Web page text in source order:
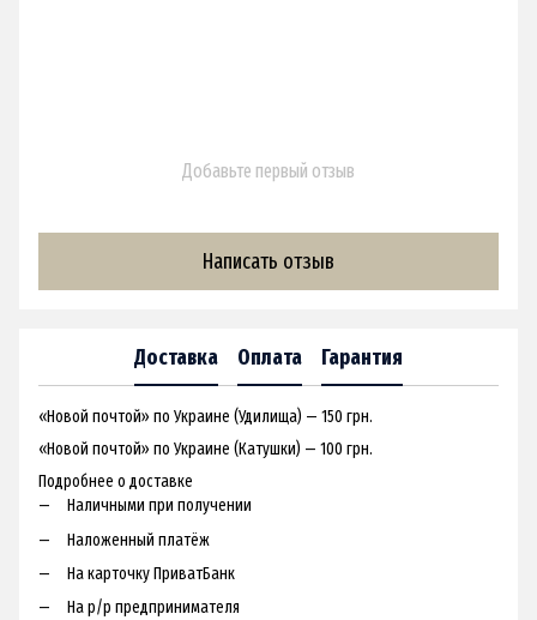
Добавьте первый отзыв
Написать отзыв
Доставка Оплата Гарантия
«Новой почтой» по Украине (Удилища) — 150 грн.
«Новой почтой» по Украине (Катушки) — 100 грн.
Подробнее о доставке
Наличными при получении
Наложенный платёж
На карточку ПриватБанк
На р/р предпринимателя